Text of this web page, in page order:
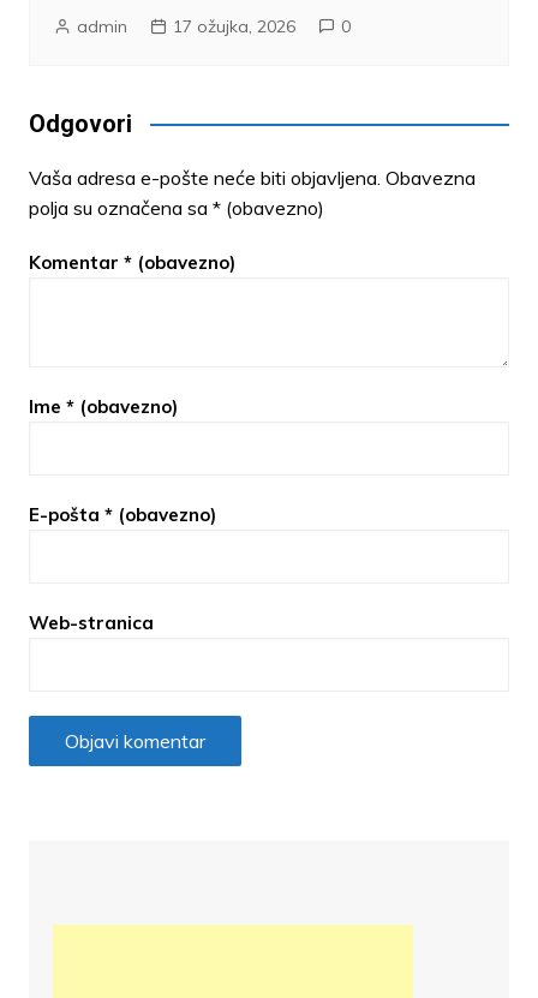
admin 17 ožujka, 2026 0
Odgovori
Vaša adresa e-pošte neće biti objavljena. Obavezna
polja su označena sa * (obavezno)
Komentar * (obavezno)
Ime * (obavezno)
E-pošta * (obavezno)
Web-stranica